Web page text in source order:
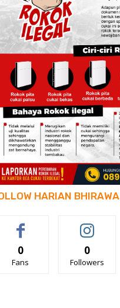
HARIAN BHIRAWA
0
Fans
0
Followers